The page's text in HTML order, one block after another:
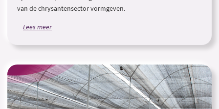
van de chrysantensector vormgeven.
Lees meer